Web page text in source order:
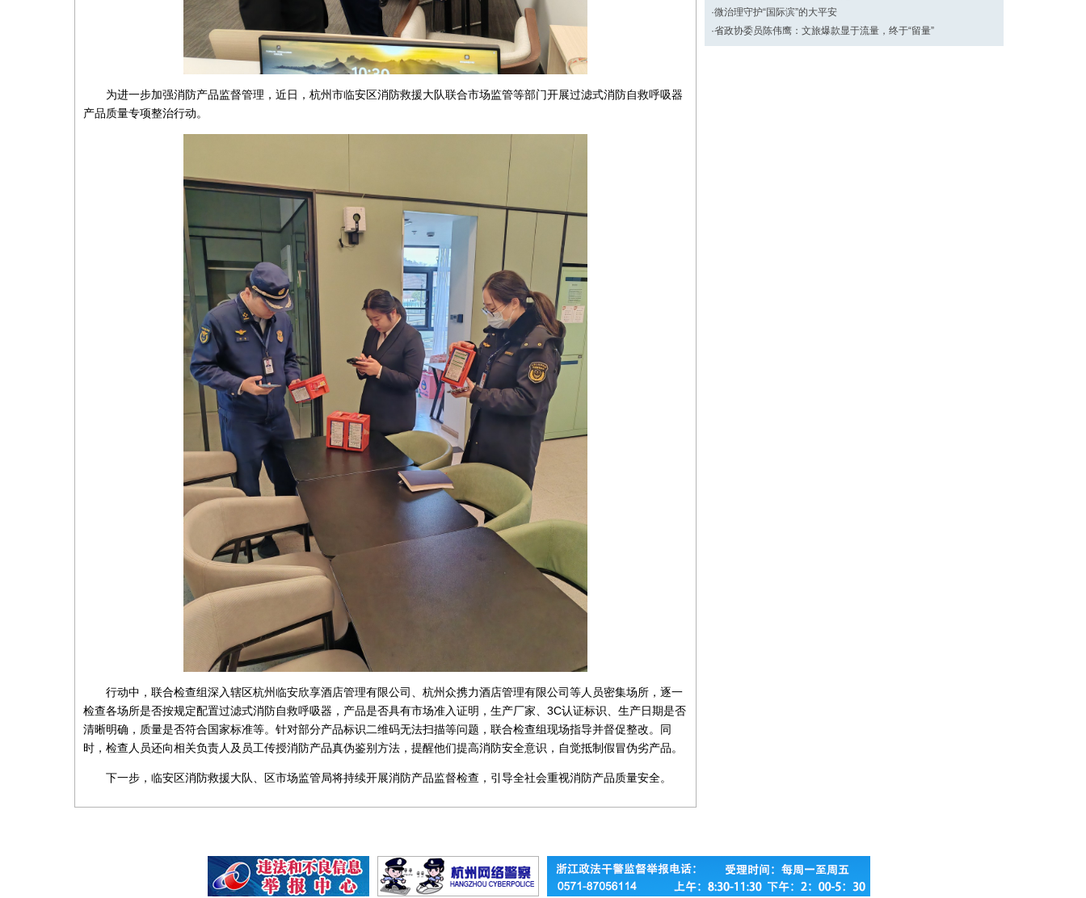
为进一步加强消防产品监督管理，近日，杭州市临安区消防救援大队联合市场监管等部门开展过滤式消防自救呼吸器
产品质量专项整治行动。
行动中，联合检查组深入辖区杭州临安欣享酒店管理有限公司、杭州众携力酒店管理有限公司等人员密集场所， 逐一
检查各场所是否按规定配置过滤式消防自救呼吸器，产品是否具有市场准入证明，生产厂家、3C认证标识、生产日期是否
清晰明确，质量是否符合国家标准等。针对部分产品标识二维码无法扫描等问题， 联合检查组现场指导并督促整改。同
时，检查人员还向相关负责人及员工传授消防产品真伪鉴别方法，提醒他们提高消防安全意识，自觉抵制假冒伪劣产品。
下一步，临安区消防救援大队、区市场监管局将持续开展消防产品监督检查，引导全社会重视消防产品质量安全。
·微治理守护“国际滨”的大平安
·省政协委员陈伟鹰：文旅爆款显于流量，终于“留量”